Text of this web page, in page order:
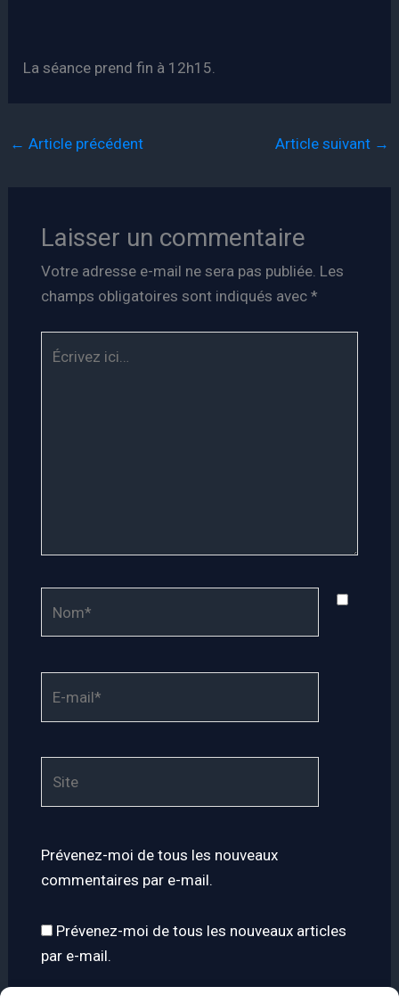
La séance prend fin à 12h15.
← Article précédent Article suivant →
Laisser un commentaire
Votre adresse e-mail ne sera pas publiée. Les
champs obligatoires sont indiqués avec *
ici…
Prévenez-moi de tous les nouveaux
commentaires par e-mail.
Prévenez-moi de tous les nouveaux articles
par e-mail.